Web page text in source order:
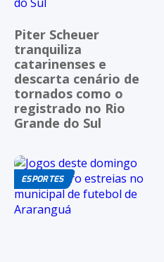
Piter Scheuer
tranquiliza
catarinenses e
descarta cenário de
tornados como o
registrado no Rio
Grande do Sul
ESPORTES